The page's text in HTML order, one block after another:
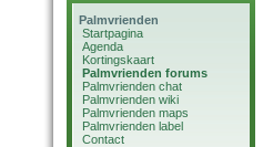
Palmvrienden
Startpagina
Agenda
Kortingskaart
Palmvrienden forums
Palmvrienden chat
Palmvrienden wiki
Palmvrienden maps
Palmvrienden label
Contact